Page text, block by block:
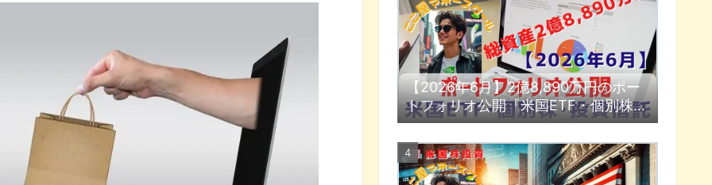
【2026年6月】2億8,890万円のポー
トフォリオ公開『米国ETF・個別株・
投資信託』